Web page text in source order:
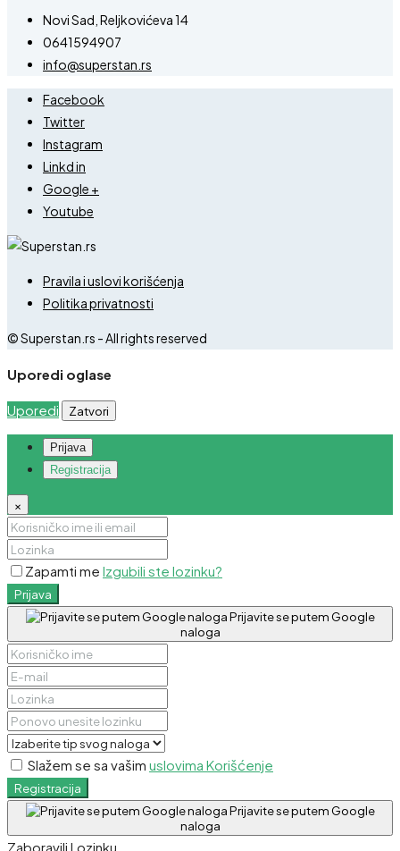
Novi Sad, Reljkovićeva 14
0641594907
info@superstan.rs
Facebook
Twitter
Instagram
Linkd in
Google +
Youtube
Pravila i uslovi korišćenja
Politika privatnosti
© Superstan.rs - All rights reserved
Uporedi oglase
Uporedi Zatvori
Prijava
Registracija
×
Zapamti me Izgubili ste lozinku?
Prijava
Prijavite se putem Google
naloga
Slažem se sa vašim uslovima Korišćenje
Registracija
Prijavite se putem Google
naloga
Zaboravili Lozinku